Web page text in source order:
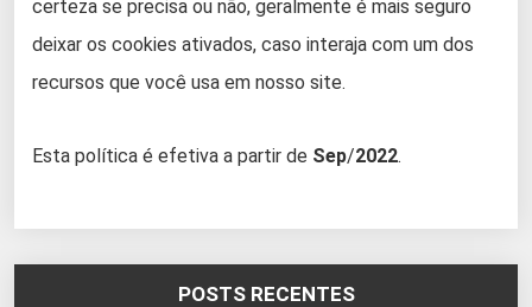
certeza se precisa ou não, geralmente é mais seguro
deixar os cookies ativados, caso interaja com um dos
recursos que você usa em nosso site.
Esta política é efetiva a partir de Sep/2022.
POSTS RECENTES